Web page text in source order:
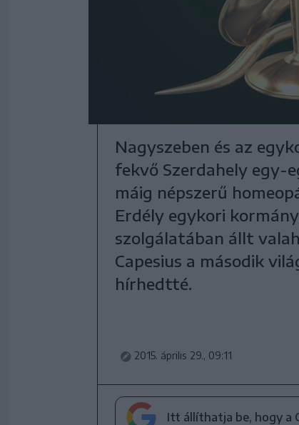
Nagyszeben és az
fekvő Szerdahely egy-
máig népszerű
Erdély egykori
szolgálatában állt
Capesius a második
hírhedtté.
2015. április 29., 09:11
Itt állíthatja be, hogy a